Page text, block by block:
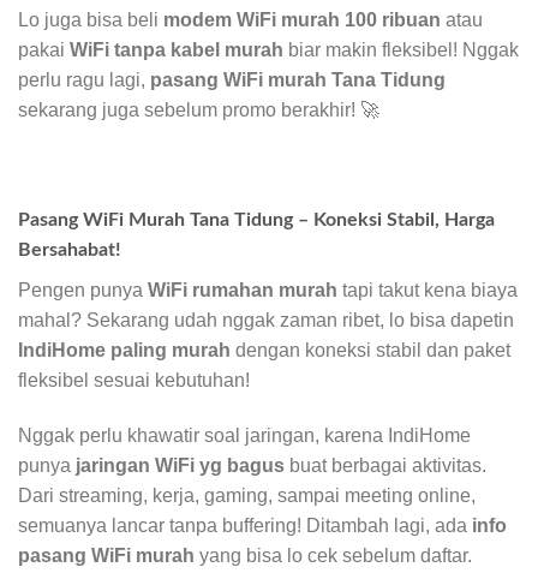
Lo juga bisa beli modem WiFi murah 100 ribuan atau
pakai WiFi tanpa kabel murah biar makin fleksibel! Nggak
perlu ragu lagi, pasang WiFi murah Tana Tidung
sekarang juga sebelum promo berakhir! 🚀
Pasang WiFi Murah Tana Tidung – Koneksi Stabil, Harga
Bersahabat!
Pengen punya WiFi rumahan murah tapi takut kena biaya
mahal? Sekarang udah nggak zaman ribet, lo bisa dapetin
IndiHome paling murah dengan koneksi stabil dan paket
fleksibel sesuai kebutuhan!
Nggak perlu khawatir soal jaringan, karena IndiHome
punya jaringan WiFi yg bagus buat berbagai aktivitas.
Dari streaming, kerja, gaming, sampai meeting online,
semuanya lancar tanpa buffering! Ditambah lagi, ada info
pasang WiFi murah yang bisa lo cek sebelum daftar.